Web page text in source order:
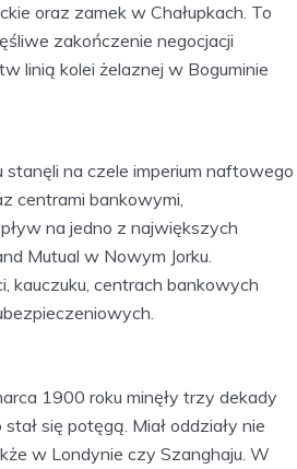
oraz zamek w Chałupkach. To
zakończenie negocjacji
linią kolei żelaznej w Boguminie
na czele imperium naftowego
centrami bankowymi,
na jedno z największych
Mutual w Nowym Jorku.
kauczuku, centrach bankowych
1900 roku minęły trzy dekady
się potęgą. Miał oddziały nie
w Londynie czy Szanghaju. W